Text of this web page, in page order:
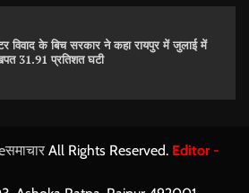
विवाद के बिच सरकार ने कहा रायपुर में जुलाई में
31.91 प्रतिशत घटी
All Rights Reserved. Editor -